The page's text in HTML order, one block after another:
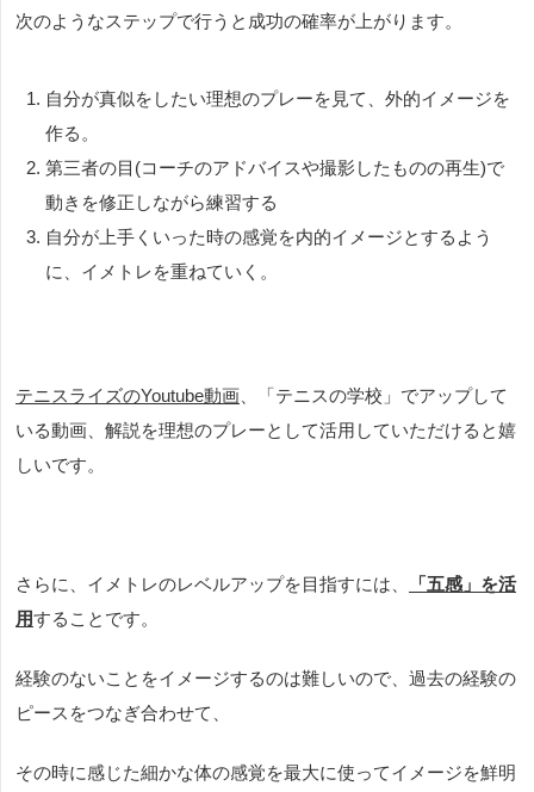
次のようなステップで行うと成功の確率が上がります。
自分が真似をしたい理想のプレーを見て、外的イメージを
作る。
第三者の目(コーチのアドバイスや撮影したものの再生)で
動きを修正しながら練習する
自分が上手くいった時の感覚を内的イメージとするよう
に、イメトレを重ねていく。
テニスライズのYoutube動画 、「テニスの学校」でアップして
いる動画、解説を理想のプレーとして活用していただけると嬉
しいです。
さらに、イメトレのレベルアップを目指すには、
「五感」を活
用することです。
経験のないことをイメージするのは難しいので、過去の経験の
ピースをつなぎ合わせて、
その時に感じた細かな体の感覚を最大に使ってイメージを鮮明